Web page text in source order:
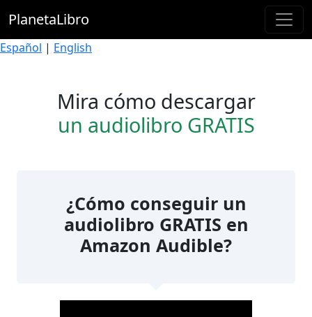
PlanetaLibro
Español | English
Mira cómo descargar
un audiolibro GRATIS
¿Cómo conseguir un
audiolibro GRATIS en
Amazon Audible?